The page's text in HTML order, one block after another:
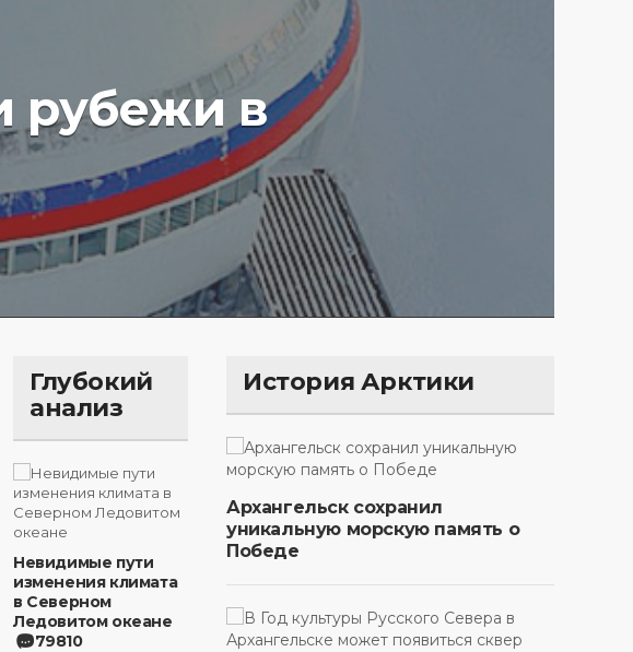
рубежи в
Бизнесу вредят пустые
обещания: Юрий Коробов о
проблемах чрезмерного
кредитования в РФ
Глубокий
анализ
Невидимые пути
изменения климата
в Северном
Ледовитом океане
79810
История Арктики
Архангельск сохранил
уникальную морскую память о
Победе